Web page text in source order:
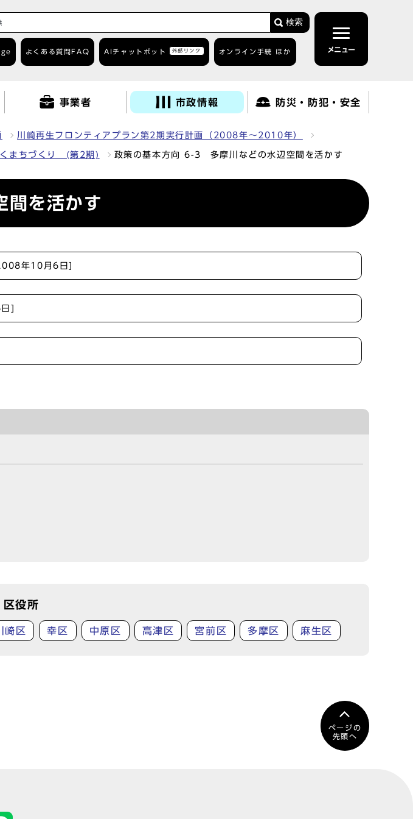
検索
よくある質問 FAQ AIチャットボット 外部リンク オンライン手続 ほか メニュー
事業者 市政情報 防災・防犯・安全
川崎再生フロンティアプラン第2期実行計画（2008年～2010年）
まちづくり (第2期) 政策の基本方向 6-3 多摩川などの水辺空間を活かす
を活かす
年10月6日]
]
区役所
崎区 幸区 中原区 高津区 宮前区 多摩区 麻生区
ページの
先頭へ